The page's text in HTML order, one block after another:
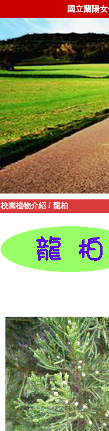
國立蘭陽
校園植物介紹 / 龍柏